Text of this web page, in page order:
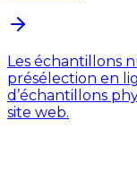
Les échantillons
présélection en
d’échantillons
site web.